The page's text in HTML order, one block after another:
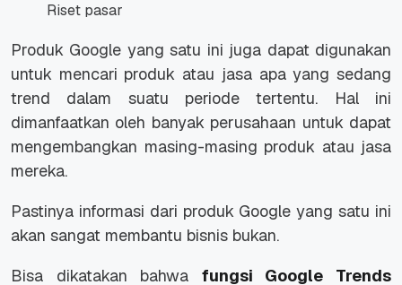
Riset pasar
Produk Google yang satu ini juga dapat digunakan
untuk mencari produk atau jasa apa yang sedang
trend dalam suatu periode tertentu. Hal ini
dimanfaatkan oleh banyak perusahaan untuk dapat
mengembangkan masing-masing produk atau jasa
mereka.
Pastinya informasi dari produk Google yang satu ini
akan sangat membantu bisnis bukan.
Bisa dikatakan bahwa fungsi Google Trends